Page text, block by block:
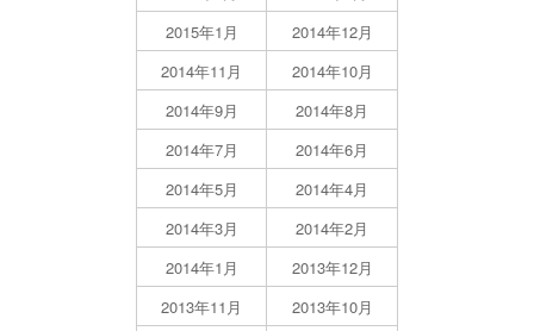
2015年1月
2014年12月
2014年11月
2014年10月
2014年9月
2014年8月
2014年7月
2014年6月
2014年5月
2014年4月
2014年3月
2014年2月
2014年1月
2013年12月
2013年11月
2013年10月